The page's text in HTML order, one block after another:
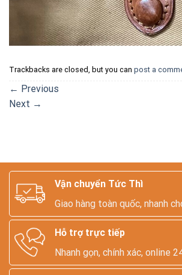
Trackbacks are closed, but you can post a
← Previous
Next →
Vận chuyển Tức Thì
Giao hàng toàn quốc, nhanh
Hỗ trợ trực tiếp
Nhanh gọn, chính xác, online